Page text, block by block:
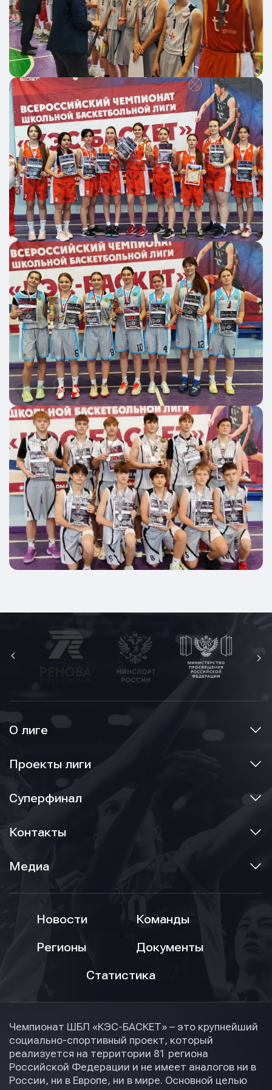
О лиге
Проекты лиги
Суперфинал
Контакты
Медиа
Новости
Команды
Регионы
Документы
Статистика
Чемпионат ШБЛ «КЭС-БАСКЕТ» – это крупнейший
социально-спортивный проект, который
реализуется на территории 81 региона
Российской Федерации и не имеет аналогов ни в
России, ни в Европе, ни в мире. Основной целью